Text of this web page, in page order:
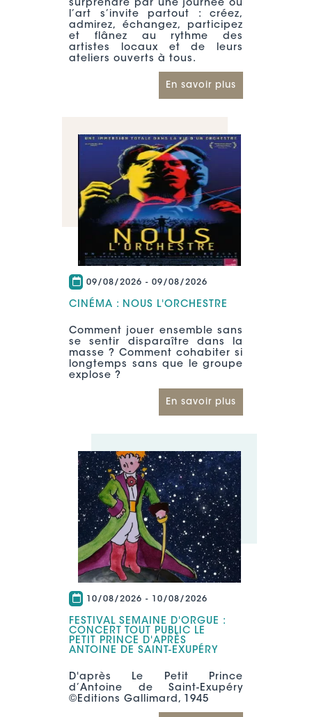
surprendre par une journée où
l’art s’invite partout : créez,
admirez, échangez, participez
et flânez au rythme des
artistes locaux et de leurs
ateliers ouverts à tous.
En savoir plus
09/08/2026 - 09/08/2026
CINÉMA : NOUS L'ORCHESTRE
Comment jouer ensemble sans
se sentir disparaître dans la
masse ? Comment cohabiter si
longtemps sans que le groupe
explose ?
En savoir plus
10/08/2026 - 10/08/2026
FESTIVAL SEMAINE D'ORGUE :
CONCERT TOUT PUBLIC LE
PETIT PRINCE D'APRÈS
ANTOINE DE SAINT-EXUPÉRY
D'après Le Petit Prince
d’Antoine de Saint-Exupéry
©Editions Gallimard, 1945